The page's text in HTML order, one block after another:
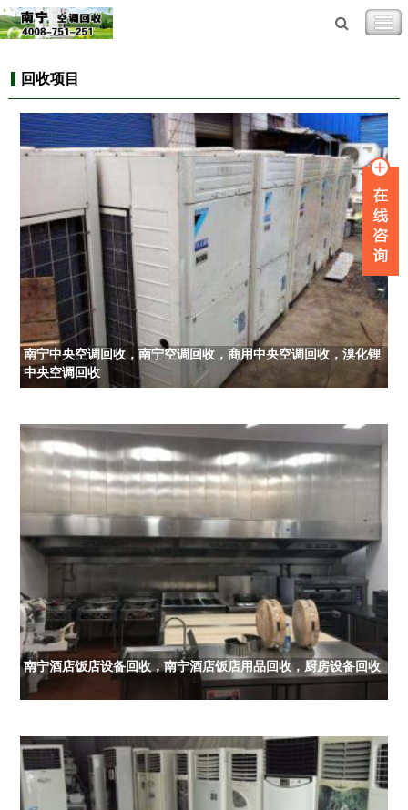
回收项目
南宁中央空调回收，南宁空调回收，商用中央空调回收，溴化锂
中央空调回收
南宁酒店饭店设备回收，南宁酒店饭店用品回收，厨房设备回收